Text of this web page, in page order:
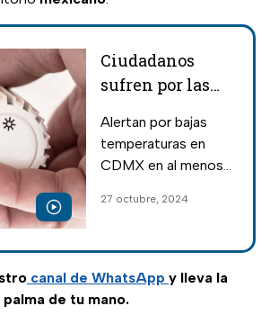
Ciudadanos
sufren por las
temperaturas
en CDMX
Alertan por bajas
temperaturas en
CDMX en al menos
estiman
6 grados
aproximadamente;
así es cómo lo viven
27 octubre, 2024
canal de WhatsApp y lleva la
de tu mano.